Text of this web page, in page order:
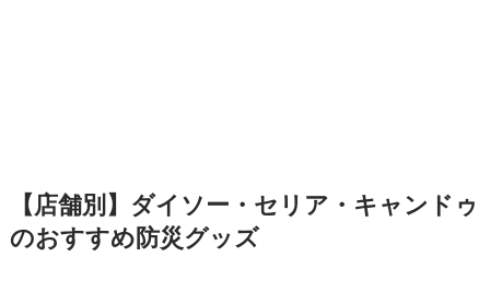
【店舗別】ダイソー・セリア・キャンドゥ
のおすすめ防災グッズ